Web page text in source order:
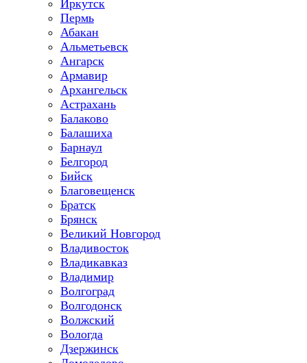
Иркутск
Пермь
Абакан
Альметьевск
Ангарск
Армавир
Архангельск
Астрахань
Балаково
Балашиха
Барнаул
Белгород
Бийск
Благовещенск
Братск
Брянск
Великий Новгород
Владивосток
Владикавказ
Владимир
Волгоград
Волгодонск
Волжский
Вологда
Дзержинск